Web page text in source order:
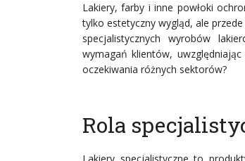
Lakiery, farby i inne powłoki
tylko estetyczny wygląd, ale
specjalistycznych wyrobów
wymagań klientów,
oczekiwania różnych sektorów?
Rola